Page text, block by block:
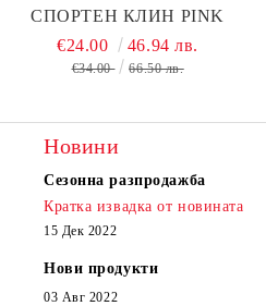
СПОРТЕН КЛИН PINK
€24.00 46.94 лв.
€34.00 66.50 лв.
Новини
Сезонна разпродажба
Кратка извадка от новината
15 Дек 2022
Нови продукти
03 Авг 2022